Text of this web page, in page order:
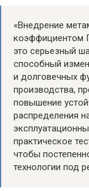
«Внедрение
коэффициентом
это серьезный
способный
и долговечных
производства,
повышение
распределения
практическое
чтобы
технологии под